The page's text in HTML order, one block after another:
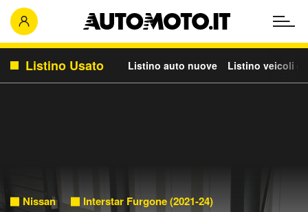
Listino Usato Listino auto nuove Listino veicoli
Nissan Interstar Furgone (2021-24)